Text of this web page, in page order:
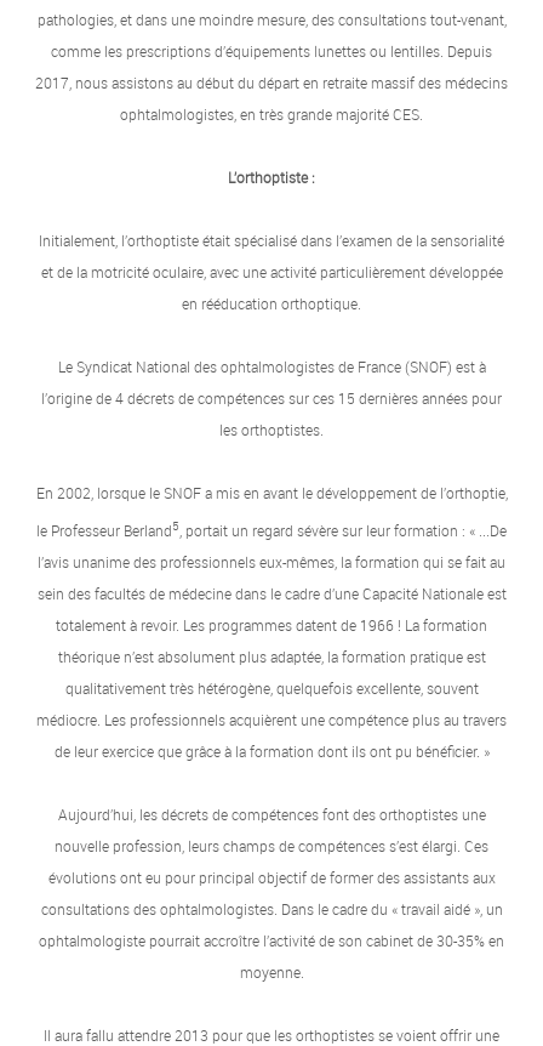
pathologies, et dans une moindre mesure, des consultations tout-venant,
comme les prescriptions d’équipements lunettes ou lentilles. Depuis
2017, nous assistons au début du départ en retraite massif des médecins
ophtalmologistes, en très grande majorité CES.
L’orthoptiste :
Initialement, l’orthoptiste était spécialisé dans l’examen de la sensorialité
et de la motricité oculaire, avec une activité particulièrement développée
en rééducation orthoptique.
Le Syndicat National des ophtalmologistes de France (SNOF) est à
l’origine de 4 décrets de compétences sur ces 15 dernières années pour
les orthoptistes.
En 2002, lorsque le SNOF a mis en avant le développement de l’orthoptie,
le Professeur Berland5, portait un regard sévère sur leur formation : « ...De
l’avis unanime des professionnels eux-mêmes, la formation qui se fait au
sein des facultés de médecine dans le cadre d’une Capacité Nationale est
totalement à revoir. Les programmes datent de 1966 ! La formation
théorique n’est absolument plus adaptée, la formation pratique est
qualitativement très hétérogène, quelquefois excellente, souvent
médiocre. Les professionnels acquièrent une compétence plus au travers
de leur exercice que grâce à la formation dont ils ont pu bénéficier. »
Aujourd’hui, les décrets de compétences font des orthoptistes une
nouvelle profession, leurs champs de compétences s’est élargi. Ces
évolutions ont eu pour principal objectif de former des assistants aux
consultations des ophtalmologistes. Dans le cadre du « travail aidé », un
ophtalmologiste pourrait accroître l’activité de son cabinet de 30-35% en
moyenne.
Il aura fallu attendre 2013 pour que les orthoptistes se voient offrir une